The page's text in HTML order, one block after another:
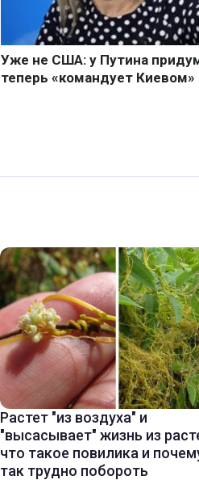
Растет "из воздуха" и
"высасывает" жизнь из
что такое повилика и
так трудно побороть